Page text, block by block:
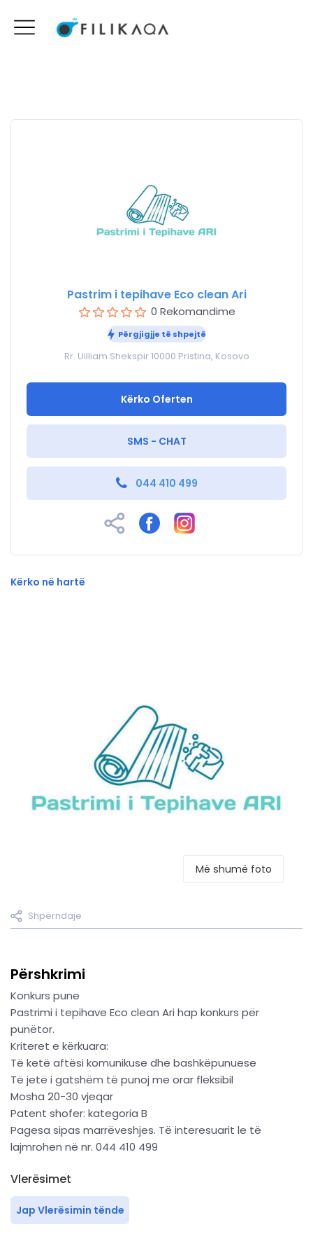
Më shumë foto
Shpërndaje
Përshkrimi
Konkurs pune
Pastrimi i tepihave Eco clean Ari hap konkurs për
punëtor.
Kriteret e kërkuara:
Të ketë aftësi komunikuse dhe bashkëpunuese
Të jetë i gatshëm të punoj me orar fleksibil
Mosha 20-30 vjeqar
Patent shofer: kategoria B
Pagesa sipas marrëveshjes. Të interesuarit le të
lajmrohen në nr. 044 410 499
Vlerësimet
Jap Vlerësimin tënde
Pastrim i tepihave Eco clean Ari
0 Rekomandime
Përgjigjje të shpejtë
Rr. Uilliam Shekspir 10000 Pristina, Kosovo
Kërko Oferten
SMS - CHAT
044 410 499
Kërko në hartë